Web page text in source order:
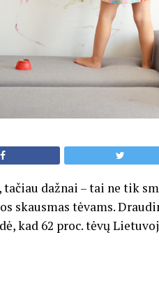
dažnai – tai ne tik
skausmas tėvams.
kad 62 proc. tėvų